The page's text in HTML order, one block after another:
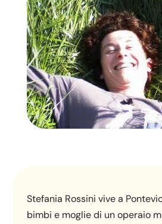
Stefania Rossini vive a
bimbi e moglie di un operaio